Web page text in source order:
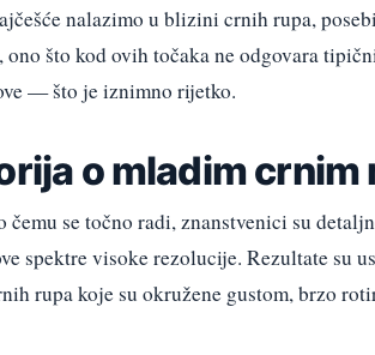
nalazimo u blizini crnih rupa,
što kod ovih točaka ne odgovara
— što je iznimno rijetko.
o mladim crnim
se točno radi, znanstvenici su
spektre visoke rezolucije. Rezultate su
rupa koje su okružene gustom, brzo